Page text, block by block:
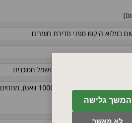
המשך גלישה
לא מאשר
במלוא היקפו מפני חדירת חומרים
חשמל עמידים בחום, כבלי חשמל מסוכנים
ניתן להזמין במגוון קטרים סטנדרטיים (185 - 25 מ"מ), הספקים (5000 - 1000 וואט), מתחים